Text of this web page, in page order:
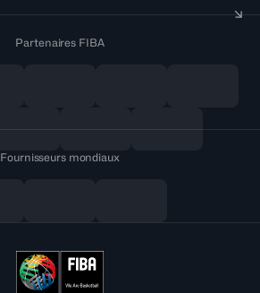
Partenaires FIBA
Fournisseurs mondiaux